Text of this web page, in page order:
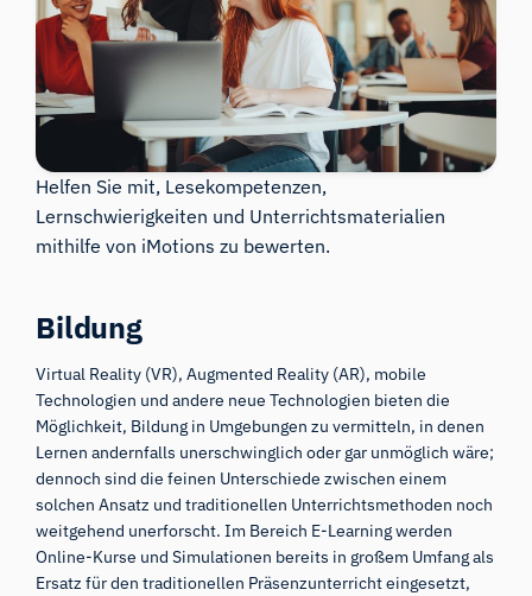
Helfen Sie mit, Lesekompetenzen,
Lernschwierigkeiten und Unterrichtsmaterialien
mithilfe von iMotions zu bewerten.
Bildung
Virtual Reality (VR), Augmented Reality (AR), mobile
Technologien und andere neue Technologien bieten die
Möglichkeit, Bildung in Umgebungen zu vermitteln, in denen
Lernen andernfalls unerschwinglich oder gar unmöglich wäre;
dennoch sind die feinen Unterschiede zwischen einem
solchen Ansatz und traditionellen Unterrichtsmethoden noch
weitgehend unerforscht. Im Bereich E-Learning werden
Online-Kurse und Simulationen bereits in großem Umfang als
Ersatz für den traditionellen Präsenzunterricht eingesetzt,